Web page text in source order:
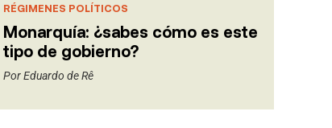
RÉGIMENES POLÍTICOS
Monarquía: ¿sabes cómo es este
tipo de gobierno?
PorEduardo de Rê